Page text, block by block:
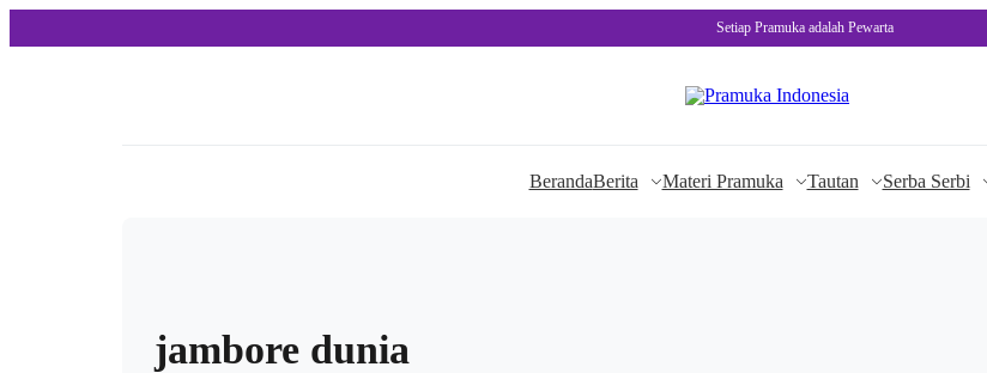
Setiap Pramuka adalah Pewarta
BerandaBerita Materi Pramuka Tautan Serba Serbi
jambore dunia